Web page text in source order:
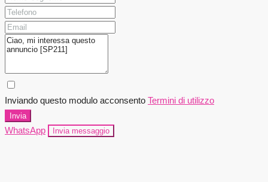
Inviando questo modulo acconsento Termini di utilizzo
Invia
WhatsApp Invia messaggio